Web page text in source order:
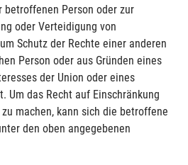
Person oder zur
oder Verteidigung von
Schutz der Rechte einer anderen
Person oder aus Gründen eines
der Union oder eines
Um das Recht auf Einschränkung
machen, kann sich die betroffene
den oben angegebenen